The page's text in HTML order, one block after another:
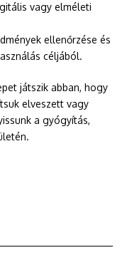
vagy elméleti
ellenőrzése és
céljából.
játszik abban, hogy
elveszett vagy
a gyógyítás,